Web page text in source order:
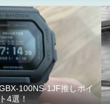
100NS-1JF推しポイ
4選！